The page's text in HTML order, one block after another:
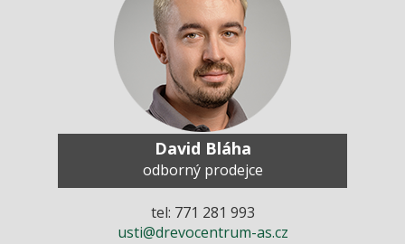
David Bláha
odborný prodejce
tel: 771 281 993
usti@drevocentrum-as.cz